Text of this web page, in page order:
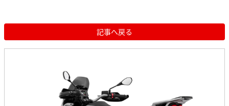
記事へ戻る